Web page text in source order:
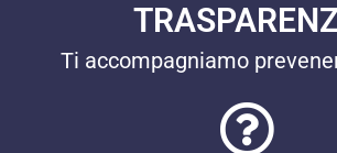
Ti accompagniamo